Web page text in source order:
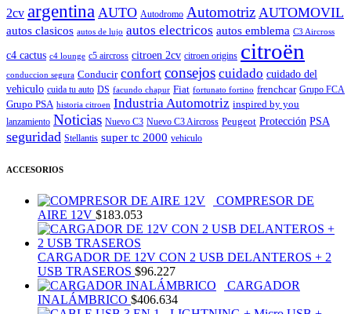
2cv argentina AUTO Autodromo Automotriz AUTOMOVIL
autos clasicos autos de lujo autos electricos autos emblema C3 Aircross
c4 cactus c4 lounge c5 aircross citroen 2cv citroen origins citroën
conduccion segura Conducir confort consejos cuidado cuidado del
vehiculo cuida tu auto DS facundo chapur Fiat fortunato fortino frenchcar Grupo FCA
Grupo PSA historia citroen Industria Automotriz inspired by you
lanzamiento Noticias Nuevo C3 Nuevo C3 Aircross Peugeot Protección PSA
seguridad Stellantis super tc 2000 vehiculo
ACCESORIOS
COMPRESOR DE
AIRE 12V $183.053
CARGADOR DE 12V CON 2 USB DELANTEROS + 2
USB TRASEROS $96.227
CARGADOR
INALÁMBRICO $406.634